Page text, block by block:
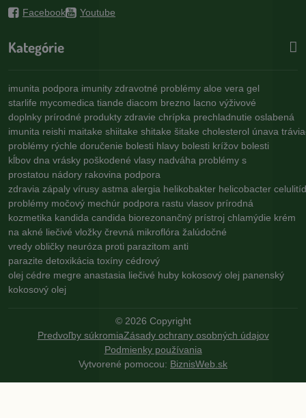
Facebook Youtube
Kategórie
imunita podpora imunity zdravotné problémy aloe vera gel
starlife mycomedica tiande diacom brezno lacno výživové
doplnky prírodné produkty zdravie chrípka prechladnutie oslabená
imunita reishi maitake shiitake shitake šitake cholesterol únava
problémy rýchle doručenie bolesti hlavy bolesti krížov bolesti
kĺbov dna vrásky poškodené vlasy nadváha problémy s
prostatou nádory rakovina podpora
zdravia zápaly vírusy astma alergia helikobakter helicobacter
problémy močový mechúr podpora rastu vlasov prírodná
kozmetika kandida candida biorezonančný prístroj chlamýdie krém
na akné liečivé vložky črevná mikroflóra žalúdočné
vredy obličky neuróza proti parazitom anti
parazite detoxikácia toxíny cédrový
olej cédre megre anastasia liečivé huby kokosový olej panenský
kokosový olej
© 2026 Copyright
Predvoľby súkromiaZásady ochrany osobných údajov
Podmienky používania
Vytvorené pomocou: BiznisWeb.sk